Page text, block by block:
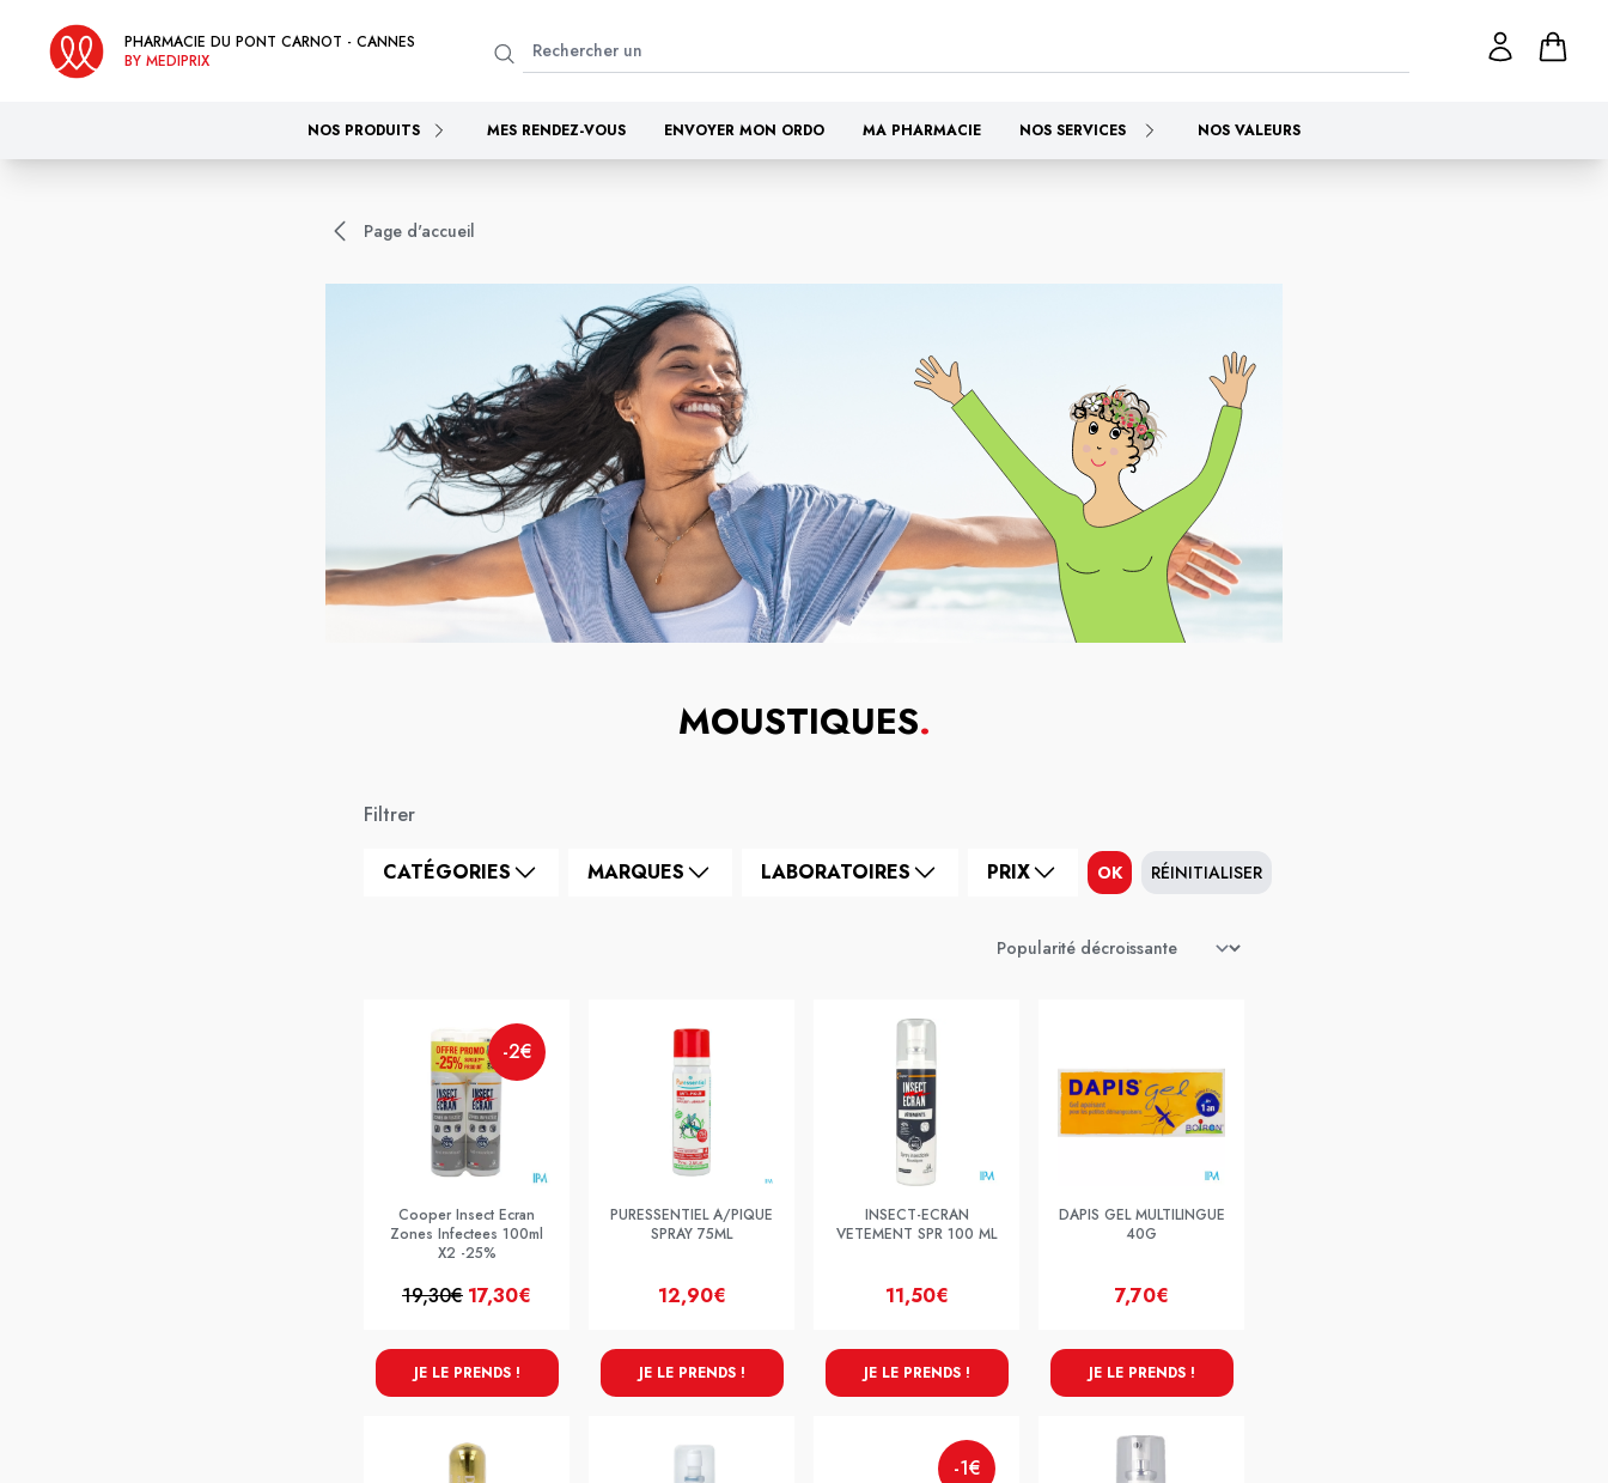
PHARMACIE DU PONT CARNOT - CANNES
BY MEDIPRIX
NOS PRODUITS MES RENDEZ-VOUS ENVOYER MON ORDO MA PHARMACIE NOS SERVICES NOS VALEURS
Page d'accueil
MOUSTIQUES.
Filtrer
CATÉGORIES MARQUES LABORATOIRES PRIX OK RÉINITIALISER
-2€
Cooper Insect Ecran
Zones Infectees 100ml
X2 -25%
19,30€ 17,30€
JE LE PRENDS !
PURESSENTIEL A/PIQUE
SPRAY 75ML
12,90€
JE LE PRENDS !
INSECT-ECRAN
VETEMENT SPR 100 ML
11,50€
JE LE PRENDS !
DAPIS GEL MULTILINGUE
40G
7,70€
JE LE PRENDS !
-1€